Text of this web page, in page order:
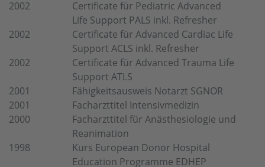
2002
Certificate für Pediatric Advanced
Life Support PALS inkl. Refresher
2002
Certificate für Advanced Cardiac Life
Support ACLS inkl. Refresher
2002
Certificate für Advanced Trauma Life
Support ATLS
2001
Fähigkeitsausweis Notarzt SGNOR
2001
Facharzttitel Intensivmedizin
2000
Facharzttitel für Anästhesiologie und
Reanimation
1998
Kurs European Donor Hospital
Education Programme EDHEP